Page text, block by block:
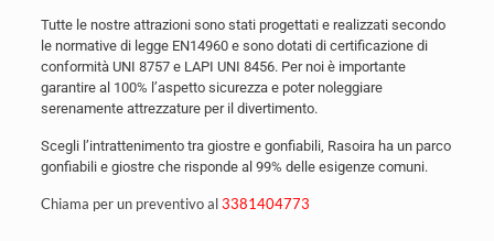
Tutte le nostre attrazioni sono stati progettati e realizzati secondo
le normative di legge EN14960 e sono dotati di certificazione di
conformità UNI 8757 e LAPI UNI 8456. Per noi è importante
garantire al 100% l’aspetto sicurezza e poter noleggiare
serenamente attrezzature per il divertimento.
Scegli l’intrattenimento tra giostre e gonfiabili, Rasoira ha un parco
gonfiabili e giostre che risponde al 99% delle esigenze comuni.
Chiama per un preventivo al3381404773